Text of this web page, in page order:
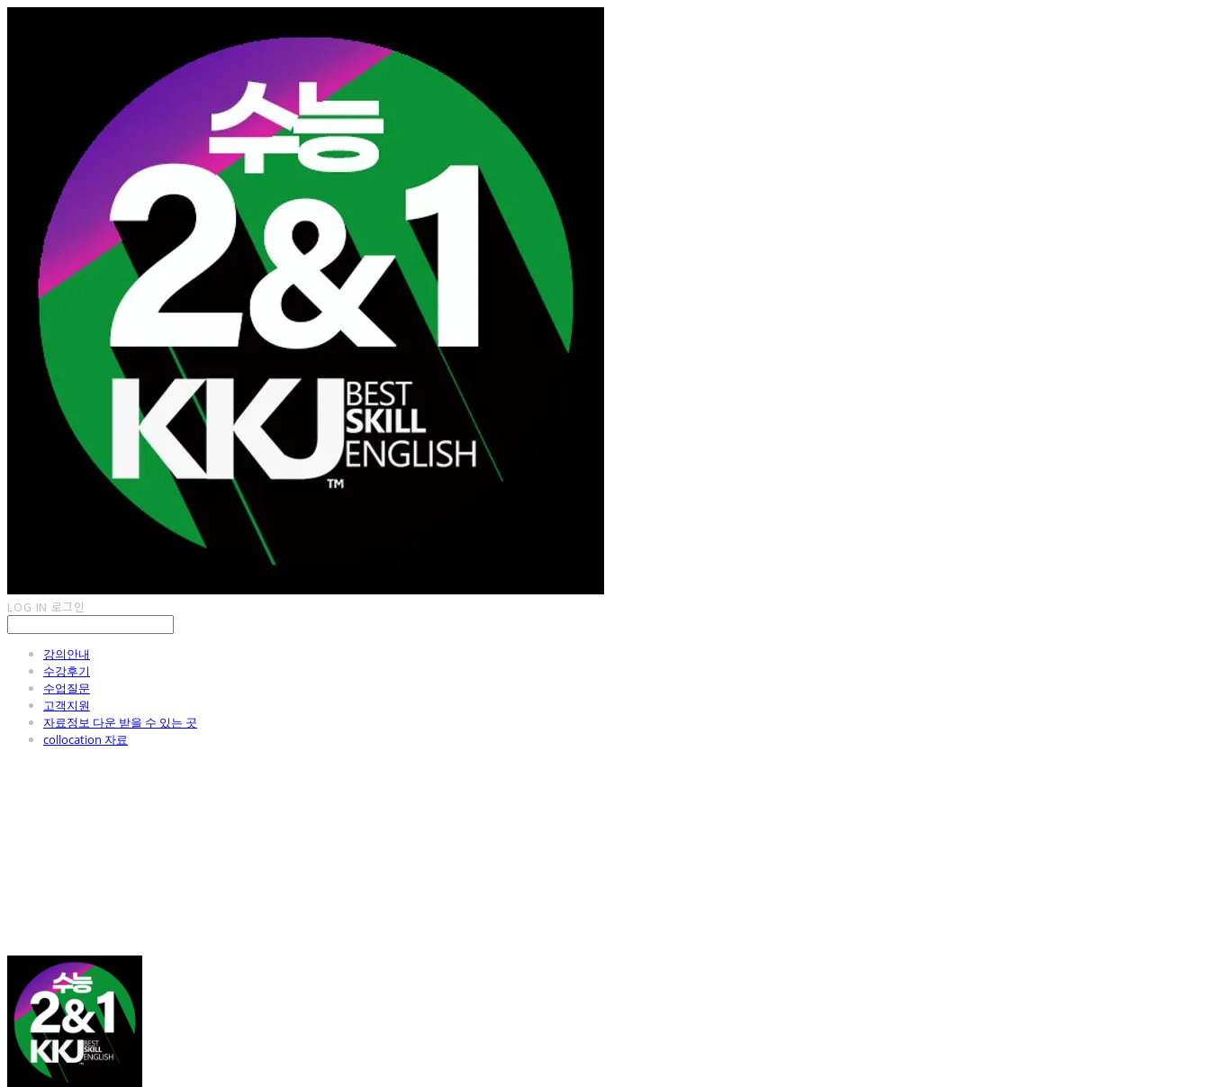
LOG IN 로그인
강의안내
수강후기
수업질문
고객지원
자료정보 다운 받을 수 있는 곳
collocation 자료